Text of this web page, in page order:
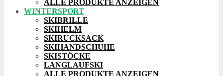
ALLE PRODUKTE ANZEIGEN
WINTERSPORT
SKIBRILLE
SKIHELM
SKIRUCKSACK
SKIHANDSCHUHE
SKISTÖCKE
LANGLAUFSKI
ALLE PRODUKTE ANZEIGEN